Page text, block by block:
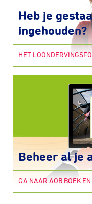
Heb je
ingehouden?
HET
Beheer al je
GA NAAR AOB BOEK